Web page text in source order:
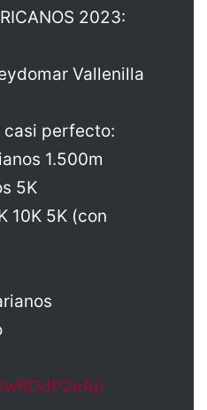
2023:
Vallenilla
casi perfecto:
1.500m
5K
10K 5K (con